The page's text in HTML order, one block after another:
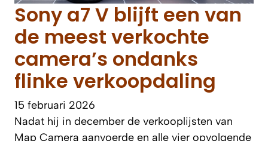
Sony a7 V blijft een van
de meest verkochte
camera’s ondanks
flinke verkoopdaling
15 februari 2026
Nadat hij in december de verkooplijsten van
Map Camera aanvoerde en alle vier opvolgende